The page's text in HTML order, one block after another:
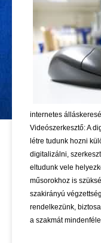
internetes
Videószerkesztő: A
létre tudunk hozni
digitalizálni,
eltudunk vele
műsorokhoz is
szakirányú
rendelkezünk,
a szakmát